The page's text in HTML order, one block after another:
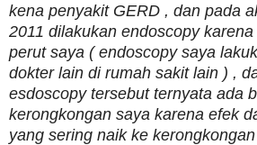
kena penyakit GERD , dan pada
2011 dilakukan endoscopy
perut saya ( endoscopy saya
dokter lain di rumah sakit lain ) ,
esdoscopy tersebut ternyata ada
kerongkongan saya karena efek
yang sering naik ke